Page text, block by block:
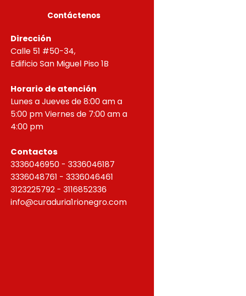
Contáctenos
Dirección
Calle 51 #50-34,
Edificio San Miguel Piso 1B
Horario de atención
Lunes a Jueves de 8:00 am a
5:00 pm Viernes de 7:00 am a
4:00 pm
Contactos
3336046950 - 3336046187
3336048761 - 3336046461
3123225792 - 3116852336
info@curaduria1rionegro.com